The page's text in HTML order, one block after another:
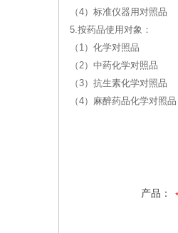
（4）标准仪器用对照品
5.按药品使用对象：
（1）化学对照品
（2）中药化学对照品
（3）抗生素化学对照品
（4）麻醉药品化学对照品
产品：